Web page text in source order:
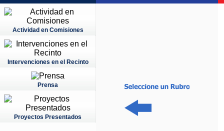
Actividad en Comisiones
Intervenciones en el Recinto
Prensa
Proyectos Presentados